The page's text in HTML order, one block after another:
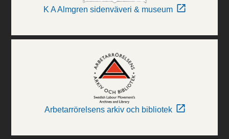
K A Almgren sidenväveri & museum
Arbetarrörelsens arkiv och bibliotek